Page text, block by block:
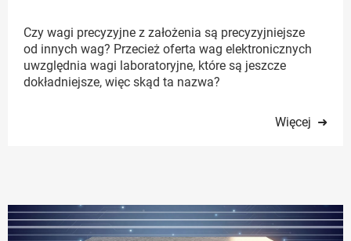
Czy wagi precyzyjne z założenia są precyzyjniejsze
od innych wag? Przecież oferta wag elektronicznych
uwzględnia wagi laboratoryjne, które są jeszcze
dokładniejsze, więc skąd ta nazwa?
Więcej ➜